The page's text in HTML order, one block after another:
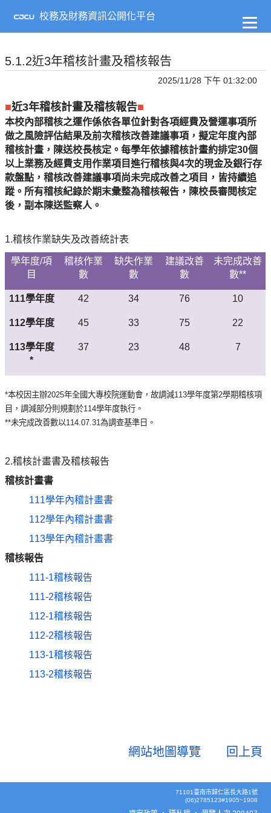
主
校務及財務資訊公開化平台
5.1.2近3年稽核計畫及稽核報告
2025/11/28 下午 01:32:00
■近3年稽核計畫及稽核報告■
本校內部稽核之運作係依各單位針對各項經費及營運事項所
做之風險評估結果及前次稽核改善建議事項，擬定年度內部
稽核計畫，陳送校長核定。每學年依據稽核計畫約排定30個
以上業務及經費支用作業項目進行稽核與4次的現金及銀行存
款盤點，稽核改善建議事項尚未完成改善之項目，皆持續追
蹤。所有稽核紀錄於期末彙整為稽核報告，陳校長審閱核定
後，副本陳送監察人。
1.稽核作業缺失及改善統計表
學年度/項
目
稽核作業
數
缺失作業
數
建議改善
數
未完成改善
數**
111學年度 42 34 76 10
112學年度 45 33 75 22
113學年度
*
37 23 48 7
*本校因主辦2025年全國大專校院運動會，故調減113學年度第2學期稽核項
目，調減部分則規劃於114學年度執行。
**未完成改善數以114.07.31為調查基準日。
2.稽核計畫書及稽核報告
稽核計畫書
111學年內稽計畫書
112學年內稽計畫書
113學年內稽計畫書
稽核報告
111-1稽核報告
111-2稽核報告
112-1稽核報告
112-2稽核報告
113-1稽核報告
113-2稽核報告
網站地圖導覽 回上頁
71101臺南市歸仁區長大路1號
(06)2785123#1905~1908